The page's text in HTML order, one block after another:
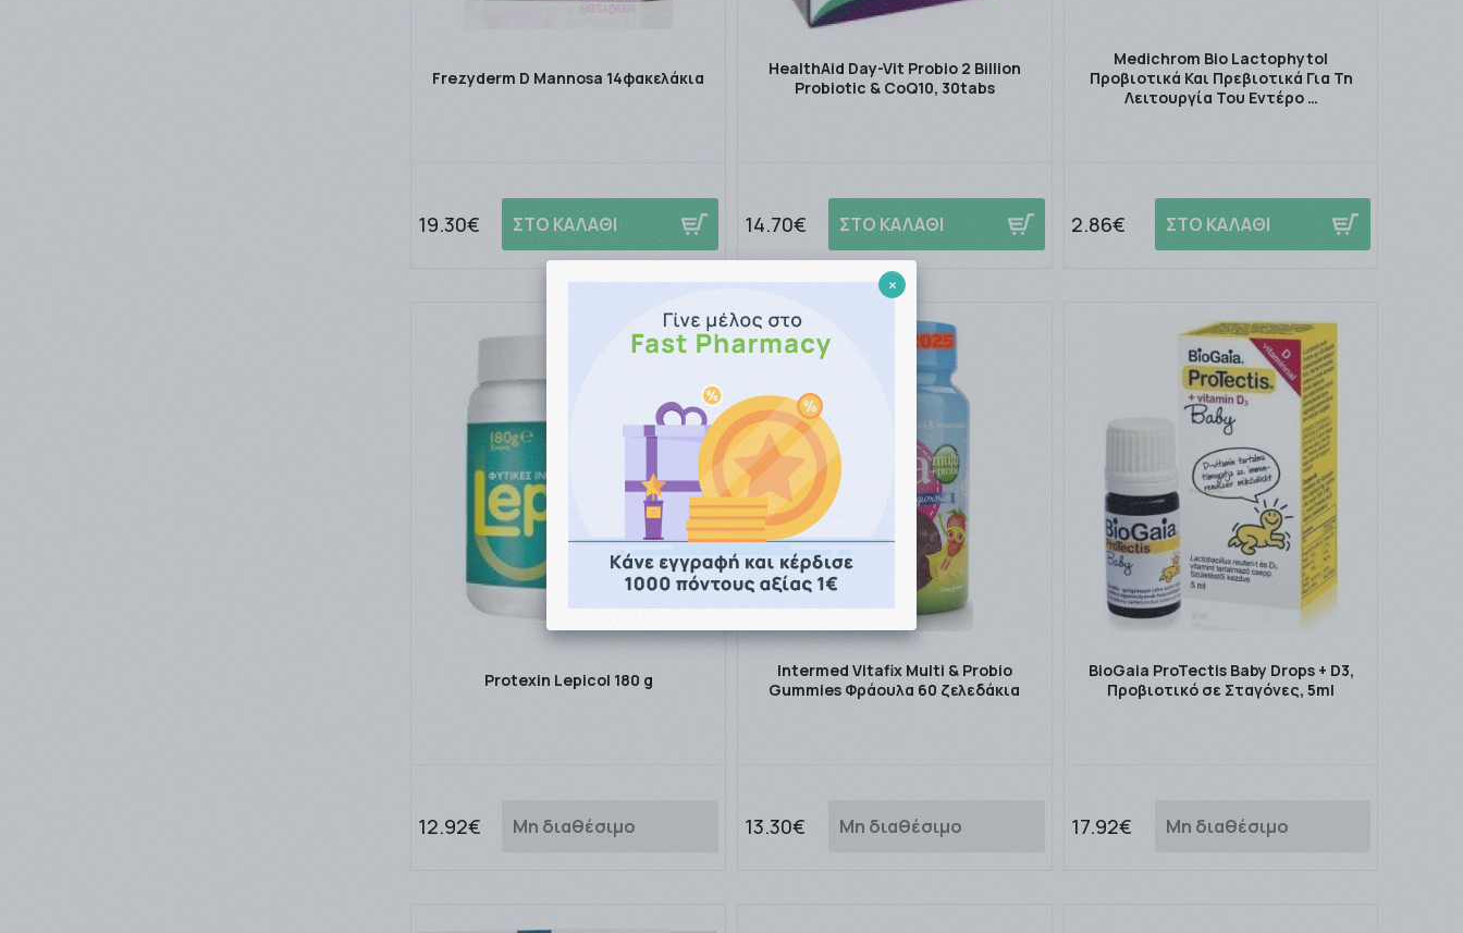
Frezyderm D Mannosa 14φακελάκια
19.30€ ΣΤΟ ΚΑΛΑΘΙ
HealthAid Day-Vit Probio 2 Billion
Probiotic & CoQ10, 30tabs
14.70€ ΣΤΟ ΚΑΛΑΘΙ
Medichrom Bio Lactophytol
Προβιοτικά Και Πρεβιοτικά Για Τη
Λειτουργία Του Εντέρο …
2.86€ ΣΤΟ ΚΑΛΑΘΙ
Protexin Lepicol 180 g
12.92€ Μη διαθέσιμο
Intermed Vitafix Multi & Probio
Gummies Φράουλα 60 ζελεδάκια
13.30€ Μη διαθέσιμο
BioGaia ProTectis Baby Drops + D3,
Προβιοτικό σε Σταγόνες, 5ml
17.92€ Μη διαθέσιμο
×